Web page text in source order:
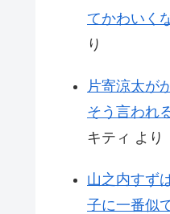
てかわいく
り
片寄涼太が
そう言われ
キティ より
山之内すず
子に一番似